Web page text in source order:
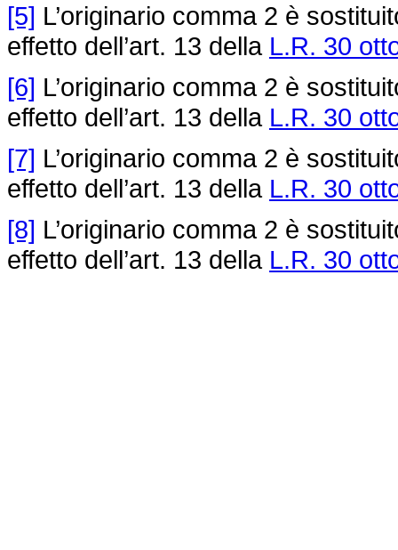
[5] L’originario comma 2 è
effetto dell’art. 13 della L.R. 30
[6] L’originario comma 2 è
effetto dell’art. 13 della L.R. 30
[7] L’originario comma 2 è
effetto dell’art. 13 della L.R. 30
[8] L’originario comma 2 è
effetto dell’art. 13 della L.R. 30